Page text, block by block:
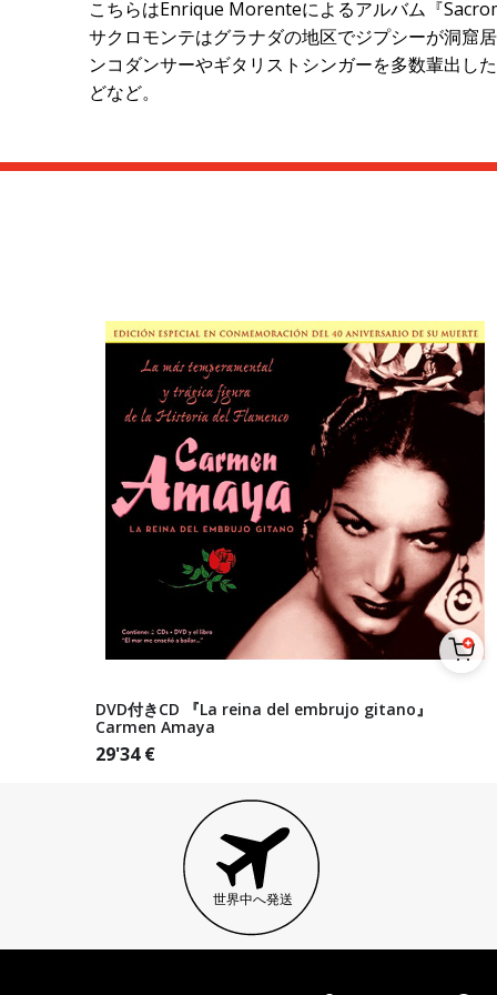
こちらはEnrique Morenteによるアルバム『
サクロモンテはグラナダの地区でジプシーが洞窟
ンコダンサーやギタリストシンガーを多数輩出
どなど。
DVD付きCD 『La reina del embrujo gitano』
Carmen Amaya
29'34€
世界中へ発送